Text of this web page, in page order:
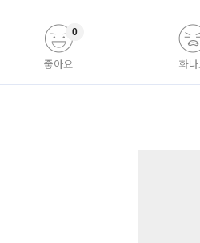
좋아요
0
화